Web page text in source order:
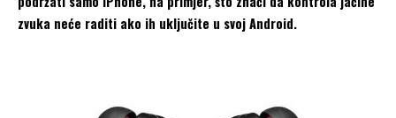
zvuka neće raditi ako ih uključite u svoj Android.